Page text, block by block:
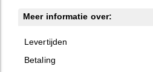
Meer informatie over:
Levertijden
Betaling